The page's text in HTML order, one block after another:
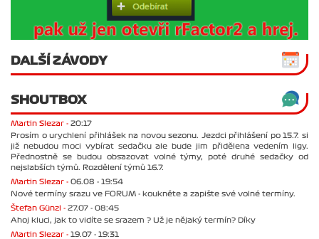
DALŠÍ ZÁVODY
SHOUTBOX
Martin Slezar - 20:17
Prosím o urychlení přihlášek na novou sezonu. Jezdci přihlášení po 15.7. si
již nebudou moci vybírat sedačku ale bude jim přidělena vedením ligy.
Přednostně se budou obsazovat volné týmy, poté druhé sedačky od
nejslabších týmů. Rozdělení týmů 16.7.
Martin Slezar - 06.08 - 19:54
Nové termíny srazu ve FORUM - koukněte a zapište své volné termíny.
Štefan Günzl - 27.07 - 08:45
Ahoj kluci, jak to vidíte se srazem ? Už je nějaký termín? Díky
Martin Slezar - 19.07 - 19:31